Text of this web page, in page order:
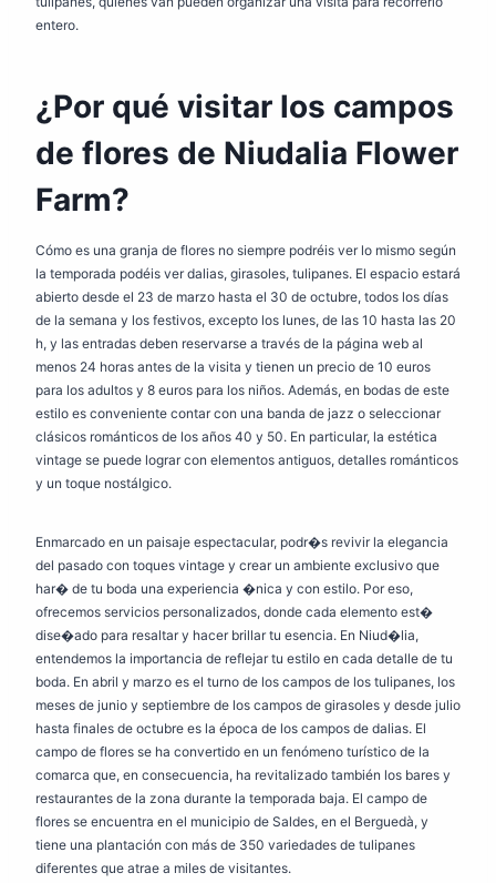
entero.
¿Por qué visitar los campos
de flores de Niudalia Flower
Farm?
Cómo es una granja de flores no siempre podréis ver lo mismo según
la temporada podéis ver dalias, girasoles, tulipanes. El espacio estará
abierto desde el 23 de marzo hasta el 30 de octubre, todos los días
de la semana y los festivos, excepto los lunes, de las 10 hasta las 20
h, y las entradas deben reservarse a través de la página web al
menos 24 horas antes de la visita y tienen un precio de 10 euros
para los adultos y 8 euros para los niños. Además, en bodas de este
estilo es conveniente contar con una banda de jazz o seleccionar
clásicos románticos de los años 40 y 50. En particular, la estética
vintage se puede lograr con elementos antiguos, detalles románticos
y un toque nostálgico.
Enmarcado en un paisaje espectacular, podr�s revivir la elegancia
del pasado con toques vintage y crear un ambiente exclusivo que
har� de tu boda una experiencia �nica y con estilo. Por eso,
ofrecemos servicios personalizados, donde cada elemento est�
dise�ado para resaltar y hacer brillar tu esencia. En Niud�lia,
entendemos la importancia de reflejar tu estilo en cada detalle de tu
boda. En abril y marzo es el turno de los campos de los tulipanes, los
meses de junio y septiembre de los campos de girasoles y desde julio
hasta finales de octubre es la época de los campos de dalias. El
campo de flores se ha convertido en un fenómeno turístico de la
comarca que, en consecuencia, ha revitalizado también los bares y
restaurantes de la zona durante la temporada baja. El campo de
flores se encuentra en el municipio de Saldes, en el Berguedà, y
tiene una plantación con más de 350 variedades de tulipanes
diferentes que atrae a miles de visitantes.